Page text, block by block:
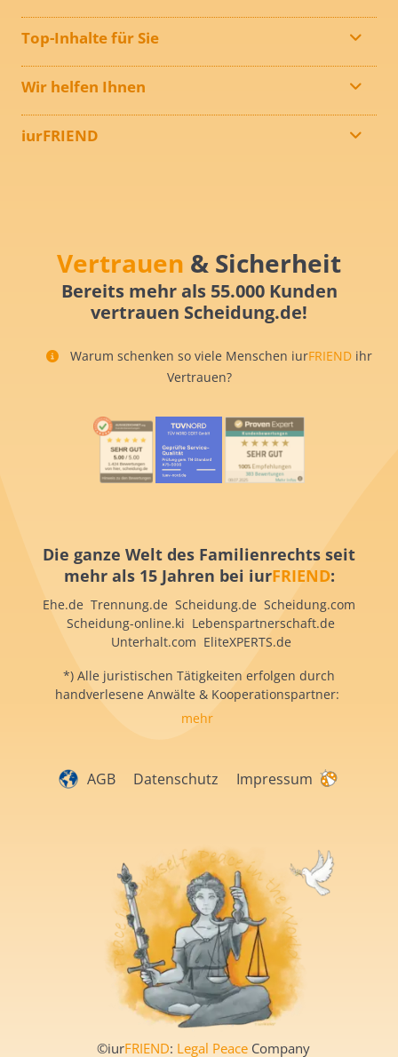
Top-Inhalte für Sie
Wir helfen Ihnen
iurFRIEND
Vertrauen & Sicherheit
Bereits mehr als 55.000 Kunden
vertrauen Scheidung.de!
Warum schenken so viele Menschen iurFRIEND ihr
Vertrauen?
Die ganze Welt des Familienrechts seit
mehr als 15 Jahren bei iurFRIEND:
Ehe.de Trennung.de Scheidung.de Scheidung.com
Scheidung-online.ki Lebenspartnerschaft.de
Unterhalt.com EliteXPERTS.de
*) Alle juristischen Tätigkeiten erfolgen durch
handverlesene Anwälte & Kooperationspartner:
mehr
AGB Datenschutz Impressum
©iurFRIEND: Legal Peace Company